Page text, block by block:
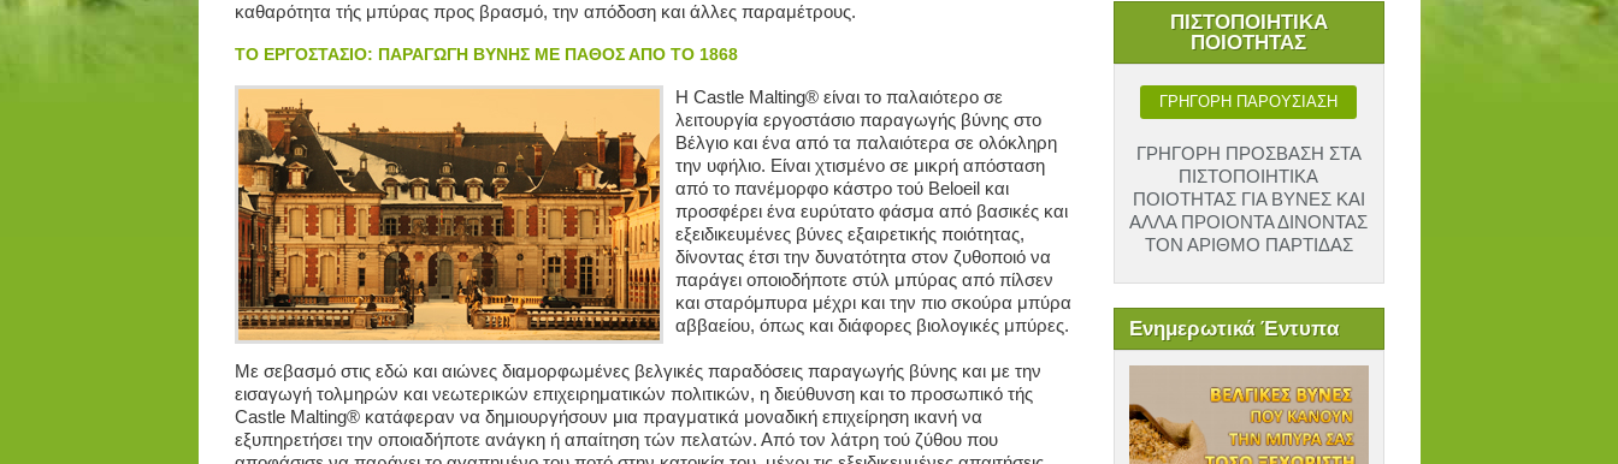
ΠΙΣΤΟΠΟΙΗΤΙΚΑ
ΠΟΙΟΤΗΤΑΣ
ΓΡΗΓΟΡΗ ΠΑΡΟΥΣΙΑΣΗ
ΓΡΗΓΟΡΗ ΠΡΟΣΒΑΣΗ ΣΤΑ
ΠΙΣΤΟΠΟΙΗΤΙΚΑ
ΠΟΙΟΤΗΤΑΣ ΓΙΑ ΒΥΝΕΣ ΚΑΙ
ΑΛΛΑ ΠΡΟΙΟΝΤΑ ΔΙΝΟΝΤΑΣ
ΤΟΝ ΑΡΙΘΜΟ ΠΑΡΤΙΔΑΣ
Ενημερωτικά Έντυπα
καθαρότητα τής μπύρας προς βρασμό, την απόδοση και άλλες παραμέτρους.
ΤΟ ΕΡΓΟΣΤΑΣΙΟ: ΠΑΡΑΓΩΓΗ ΒΥΝΗΣ ΜΕ ΠΑΘΟΣ ΑΠΟ ΤΟ 1868
Η Castle Malting® είναι το παλαιότερο σε
λειτουργία εργοστάσιο παραγωγής βύνης στο
Βέλγιο και ένα από τα παλαιότερα σε ολόκληρη
την υφήλιο. Είναι χτισμένο σε μικρή απόσταση
από το πανέμορφο κάστρο τού Beloeil και
προσφέρει ένα ευρύτατο φάσμα από βασικές και
εξειδικευμένες βύνες εξαιρετικής ποιότητας,
δίνοντας έτσι την δυνατότητα στον ζυθοποιό να
παράγει οποιοδήποτε στύλ μπύρας από πίλσεν
και σταρόμπυρα μέχρι και την πιο σκούρα μπύρα
αββαείου, όπως και διάφορες βιολογικές μπύρες.
Με σεβασμό στις εδώ και αιώνες διαμορφωμένες βελγικές παραδόσεις παραγωγής βύνης και με την
εισαγωγή τολμηρών και νεωτερικών επιχειρηματικών πολιτικών, η διεύθυνση και το προσωπικό τής
Castle Malting® κατάφεραν να δημιουργήσουν μια πραγματικά μοναδική επιχείρηση ικανή να
εξυπηρετήσει την οποιαδήποτε ανάγκη ή απαίτηση τών πελατών. Από τον λάτρη τού ζύθου που